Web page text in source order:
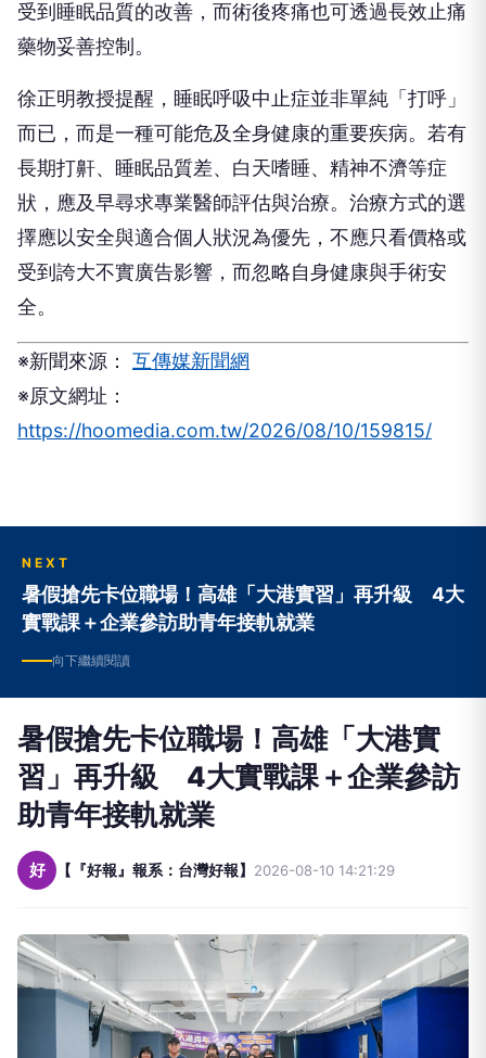
受到睡眠品質的改善，而術後疼痛也可透過長效止痛
藥物妥善控制。
徐正明教授提醒，睡眠呼吸中止症並非單純「打呼」
而已，而是一種可能危及全身健康的重要疾病。若有
長期打鼾、睡眠品質差、白天嗜睡、精神不濟等症
狀，應及早尋求專業醫師評估與治療。治療方式的選
擇應以安全與適合個人狀況為優先，不應只看價格或
受到誇大不實廣告影響，而忽略自身健康與手術安
全。
※新聞來源： 互傳媒新聞網
※原文網址：
https://hoomedia.com.tw/2026/08/10/159815/
NEXT
暑假搶先卡位職場！高雄「大港實習」再升級 4大
實戰課＋企業參訪助青年接軌就業
向下繼續閱讀
暑假搶先卡位職場！高雄「大港實
習」再升級 4大實戰課＋企業參訪
助青年接軌就業
好 【『好報』報系：台灣好報】 2026-08-10 14:21:29